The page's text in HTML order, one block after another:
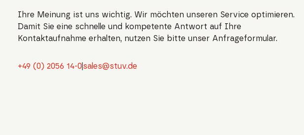
Ihre Meinung ist uns wichtig. Wir möchten unseren Service optimieren.
Damit Sie eine schnelle und kompetente Antwort auf Ihre
Kontaktaufnahme erhalten, nutzen Sie bitte unser Anfrageformular.
+49 (0) 2056 14-0 sales@stuv.de